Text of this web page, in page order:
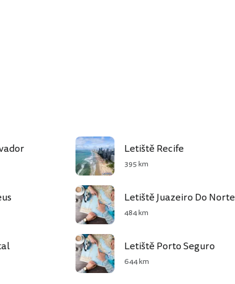
Letiště Recife
395 km
Letiště Juazeiro Do Norte
484 km
Letiště Porto Seguro
644 km